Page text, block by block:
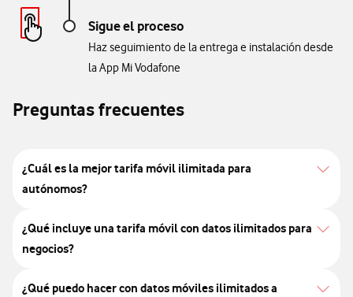
Sigue el proceso
Haz seguimiento de la entrega e instalación desde
la App Mi Vodafone
Preguntas frecuentes
¿Cuál es la mejor tarifa móvil ilimitada para
autónomos?
¿Qué incluye una tarifa móvil con datos ilimitados para
negocios?
¿Qué puedo hacer con datos móviles ilimitados a